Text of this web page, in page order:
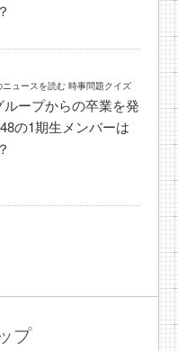
ュースを読む 時事問題クイズ
ープからの卒業を発
の1期生メンバーは
プ